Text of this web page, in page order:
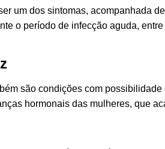
um dos sintomas, acompanhada
o período de infecção aguda, entre
são condições com
hormonais das mulheres, que